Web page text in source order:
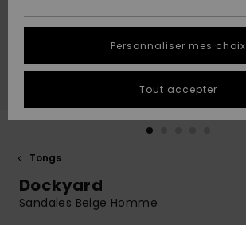
A
Découvrir
A
Découvrir
tailles
conversation
à votre
QUIKSILVER
Tongs
Dockyard
Sandales Beige Homme
Personnaliser mes choix
Tout accepter